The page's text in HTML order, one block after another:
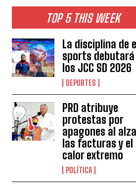
TOP 5 THIS WEEK
La disciplina de
sports debutará
los JCC SD 2026
DEPORTES
PRD atribuye
protestas por
apagones al
las facturas y el
calor extremo
POLÍTICA